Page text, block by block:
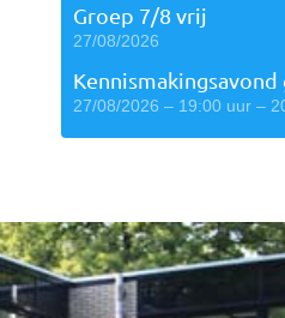
Groep 7/8 vrij
27/08/2026
Kennismakingsavond
27/08/2026 – 19:00 uur –